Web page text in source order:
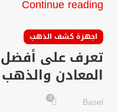
Continue reading
اجهزة كشف الذهب
تعرف على
المعادن والذهب
Basel
0